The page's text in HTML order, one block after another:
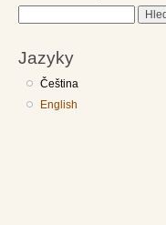
Jazyky
Čeština
English